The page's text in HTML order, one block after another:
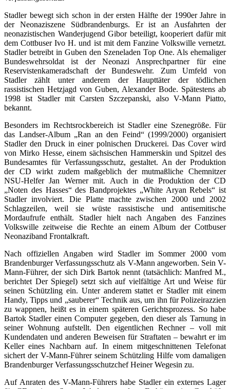
Stadler bewegt sich schon in der ersten Hälfte der 1990er Jahre in
der Neonaziszene Südbrandenburgs. Er ist an Ausfahrten der
neonazistischen Wanderjugend Gibor beteiligt, kooperiert dafür mit
dem Cottbuser Ivo H. und ist mit dem Fanzine Volkswille vernetzt.
Stadler betreibt in Guben den Szeneladen Top One. Als ehemaliger
Bundeswehrsoldat ist der Neonazi Ansprechpartner für eine
Reservistenkameradschaft der Bundeswehr. Zum Umfeld von
Stadler zählt unter anderem der Haupttäter der tödlichen
rassistischen Hetzjagd von Guben, Alexander Bode. Spätestens ab
1998 ist Stadler mit Carsten Szczepanski, also V-Mann Piatto,
bekannt.
Besonders im Rechtsrockbereich ist Stadler eine Szenegröße. Für
das Landser-Album „Ran an den Feind“ (1999/2000) organisiert
Stadler den Druck in einer polnischen Druckerei. Das Cover wird
von Mirko Hesse, einem sächsischen Hammerskin und Spitzel des
Bundesamtes für Verfassungsschutz, gestaltet. An der Produktion
der CD wirkt zudem maßgeblich der mutmaßliche Chemnitzer
NSU-Helfer Jan Werner mit. Auch in die Produktion der CD
„Noten des Hasses“ des Bandprojektes „White Aryan Rebels“ ist
Stadler involviert. Die Platte machte zwischen 2000 und 2002
Schlagzeilen, weil sie wüste rassistische und antisemitische
Mordaufrufe enthält. Stadler hielt nach Angaben des Fanzines
Volkswille zeitweise die Rechte an einem Album der Cottbuser
Neonaziband Frontalkraft.
Nach offiziellen Angaben wird Stadler im Sommer 2000 vom
Brandenburger Verfassungsschutz als V-Mann angeworben. Sein V-
Mann-Führer, der sich Dirk Bartok nennt (tatsächlich: Manfred M.,
berichtet Der Spiegel) setzt sich auf vielfältige Art und Weise für
seinen Schützling ein. Unter anderem stattet er Stadler mit einem
Handy, Tipps und „sauberer“ Technik aus, um ihn für Polizeirazzien
zu wappnen, heißt es in einem späteren Gerichtsprozess. So habe
Bartok Stadler einen Computer gegeben, den dieser als Tarnung in
seiner Wohnung aufstellt. Den eigentlichen Rechner – voll mit
Kundendaten und anderen Beweisen für Straftaten – bewahrt er im
Keller eines Nachbarn auf. In einem mitgeschnittenen Telefonat
sichert der V-Mann-Führer seinem Schützling Hilfe vom damaligen
Brandenburger Verfassungsschutzchef Heiner Wegesin zu.
Auf Anraten des V-Mann-Führers habe Stadler ein externes Lager